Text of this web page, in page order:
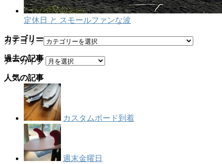
定休日 と スモールファンな波
カテゴリー
カテゴリー
過去の記事
アーカイブ
人気の記事
カスタムボード到着
週末金曜日